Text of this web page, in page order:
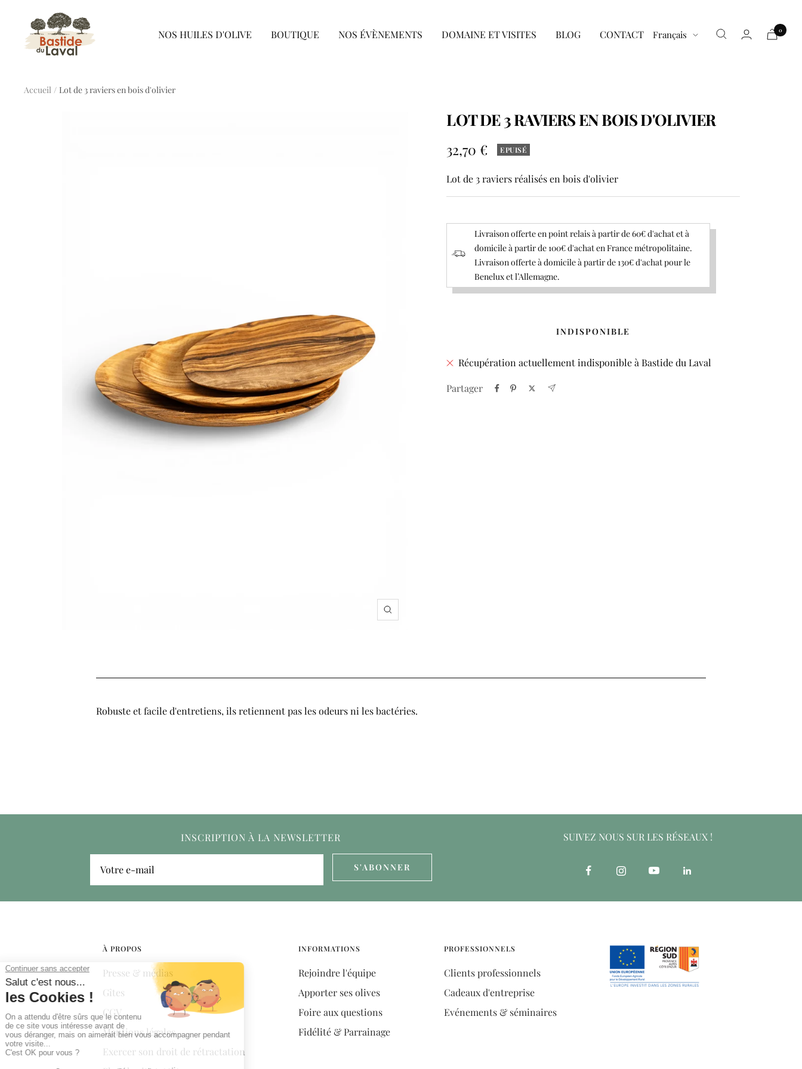
contenu
NOS HUILES D'OLIVE BOUTIQUE NOS ÉVÈNEMENTS DOMAINE ET VISITES BLOG CONTACT
Bastide
du
Laval
Langue
Français 0
Accueil Lot de 3 raviers en bois d'olivier
Zoom
LOT DE 3 RAVIERS EN BOIS D'OLIVIER
Prix
de
vente
32,70 € EPUISÉ
Lot de 3 raviers réalisés en bois d'olivier
Livraison offerte en point relais à partir de 60€ d'achat et à
domicile à partir de 100€ d'achat en France métropolitaine.
Livraison offerte à domicile à partir de 130€ d'achat pour le
Benelux et l’Allemagne.
INDISPONIBLE
Récupération actuellement indisponible à Bastide du Laval
Partager
Robuste et facile d'entretiens, ils retiennent pas les odeurs ni les bactéries.
INSCRIPTION À LA NEWSLETTER
Votre e-mail S'ABONNER
SUIVEZ NOUS SUR LES RÉSEAUX !
À PROPOS
Presse & médias
Gîtes
CGV
Mentions légales
Exercer son droit de rétractation
INFORMATIONS
Rejoindre l'équipe
Apporter ses olives
Foire aux questions
Fidélité & Parrainage
PROFESSIONNELS
Clients professionnels
Cadeaux d'entreprise
Evénements & séminaires